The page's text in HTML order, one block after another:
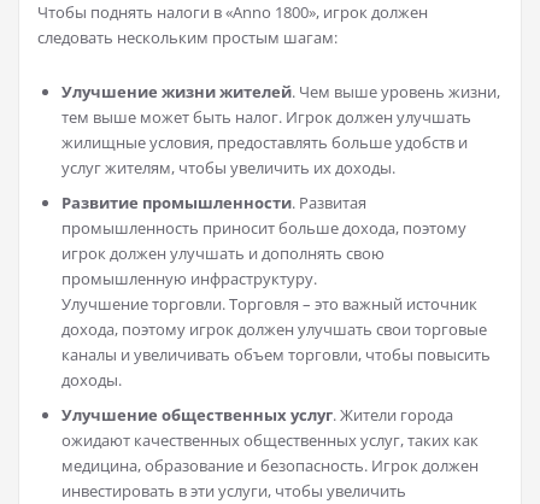
Чтобы поднять налоги в «Anno 1800», игрок должен
следовать нескольким простым шагам:
Улучшение жизни жителей. Чем выше уровень жизни,
тем выше может быть налог. Игрок должен улучшать
жилищные условия, предоставлять больше удобств и
услуг жителям, чтобы увеличить их доходы.
Развитие промышленности. Развитая
промышленность приносит больше дохода, поэтому
игрок должен улучшать и дополнять свою
промышленную инфраструктуру.
Улучшение торговли. Торговля – это важный источник
дохода, поэтому игрок должен улучшать свои торговые
каналы и увеличивать объем торговли, чтобы повысить
доходы.
Улучшение общественных услуг. Жители города
ожидают качественных общественных услуг, таких как
медицина, образование и безопасность. Игрок должен
инвестировать в эти услуги, чтобы увеличить